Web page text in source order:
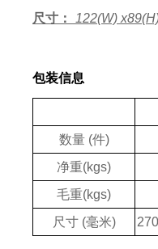
尺寸 ： 122(W)
包装信息
数量 (件)
净重(kgs)
毛重(kgs)
尺寸 (毫米)
270